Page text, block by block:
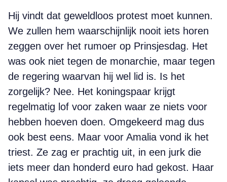
Hij vindt dat geweldloos protest moet kunnen.
We zullen hem waarschijnlijk nooit iets horen
zeggen over het rumoer op Prinsjesdag. Het
was ook niet tegen de monarchie, maar tegen
de regering waarvan hij wel lid is. Is het
zorgelijk? Nee. Het koningspaar krijgt
regelmatig lof voor zaken waar ze niets voor
hebben hoeven doen. Omgekeerd mag dus
ook best eens. Maar voor Amalia vond ik het
triest. Ze zag er prachtig uit, in een jurk die
iets meer dan honderd euro had gekost. Haar